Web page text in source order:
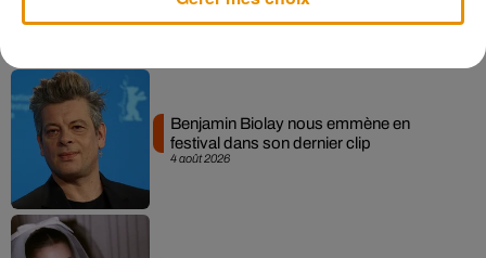
4 août 2026
Benjamin Biolay nous emmène en
festival dans son dernier clip